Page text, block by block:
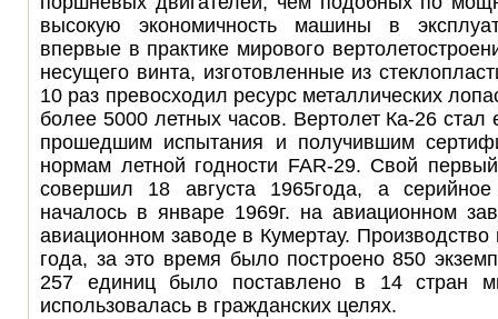
высокую экономичность машины в
впервые в практике мирового
несущего винта, изготовленные из
10 раз превосходил ресурс металлических
более 5000 летных часов. Вертолет Ка-26
прошедшим испытания и получившим
нормам летной годности FAR-29. Свой
совершил 18 августа 1965года, а
началось в январе 1969г. на авиационном
авиационном заводе в Кумертау.
года, за это время было построено 850
257 единиц было поставлено в 14 стран
использовалась в гражданских целях.